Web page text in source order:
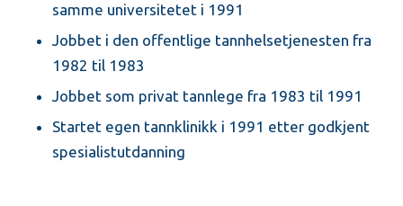
samme universitetet i 1991
Jobbet i den offentlige tannhelsetjenesten fra
1982 til 1983
Jobbet som privat tannlege fra 1983 til 1991
Startet egen tannklinikk i 1991 etter godkjent
spesialistutdanning